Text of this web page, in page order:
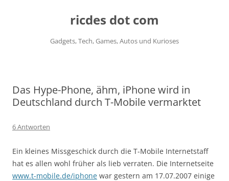
ricdes dot com
Gadgets, Tech, Games, Autos und Kurioses
Das Hype-Phone, ähm, iPhone wird in
Deutschland durch T-Mobile vermarktet
6 Antworten
Ein kleines Missgeschick durch die T-Mobile Internetstaff
hat es allen wohl früher als lieb verraten. Die Internetseite
www.t-mobile.de/iphone war gestern am 17.07.2007 einige